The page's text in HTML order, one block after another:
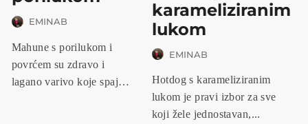
EMINAB
Mahune s porilukom i
povrćem su zdravo i
lagano varivo koje spaja
karameliziranim
lukom
EMINAB
Hotdog s karameliziranim
lukom je pravi izbor za sve
koji žele jednostavan,...